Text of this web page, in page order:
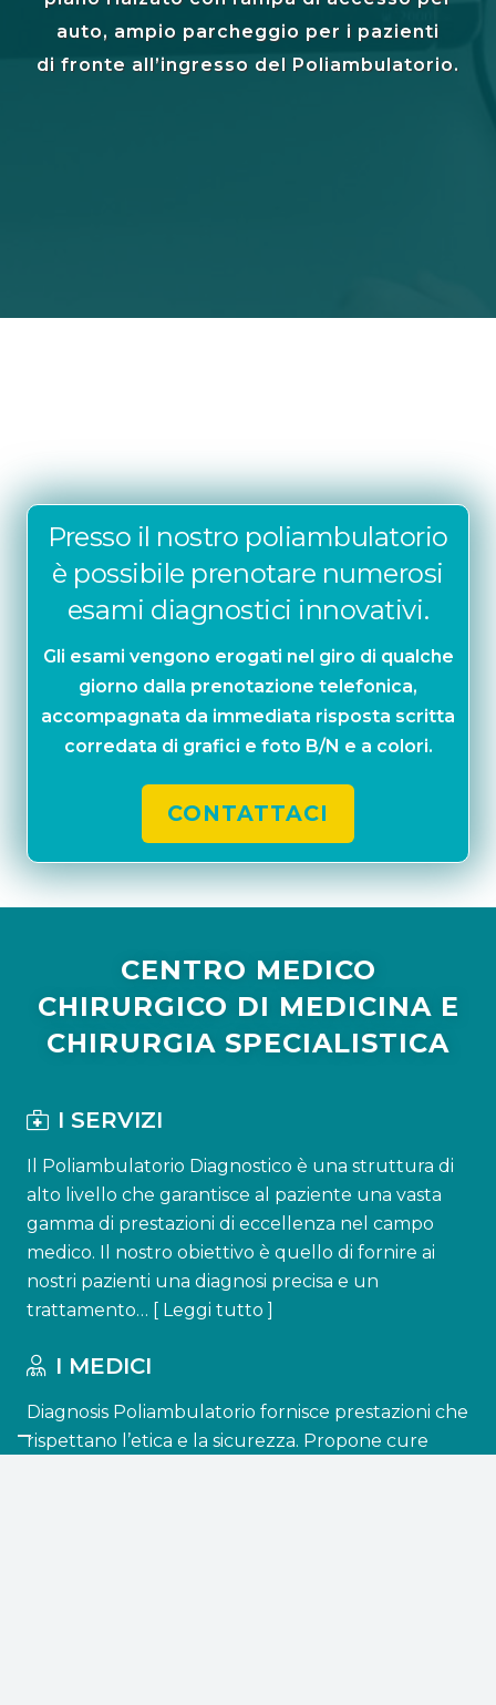
auto, ampio parcheggio per i pazienti
di fronte all’ingresso del Poliambulatorio.
Presso il nostro poliambulatorio
è possibile prenotare numerosi
esami diagnostici innovativi.
Gli esami vengono erogati nel giro di qualche
giorno dalla prenotazione telefonica,
accompagnata da immediata risposta scritta
corredata di grafici e foto B/N e a colori.
CONTATTACI
CENTRO MEDICO
CHIRURGICO DI MEDICINA E
CHIRURGIA SPECIALISTICA
I SERVIZI
Il Poliambulatorio Diagnostico è una struttura di
alto livello che garantisce al paziente una vasta
gamma di prestazioni di eccellenza nel campo
medico. Il nostro obiettivo è quello di fornire ai
nostri pazienti una diagnosi precisa e un
trattamento… [
Leggi tutto
I MEDICI
Diagnosis Poliambulatorio fornisce prestazioni che
rispettano l’etica e la sicurezza. Propone cure